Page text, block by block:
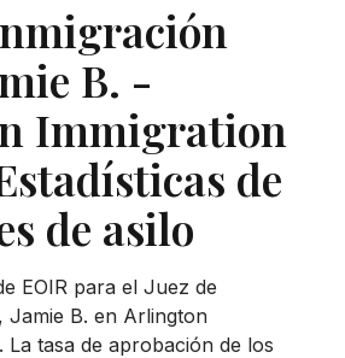
B. -
Immigration
de
de asilo
EOIR para el Juez de
Jamie B. en Arlington
La tasa de aprobación de los